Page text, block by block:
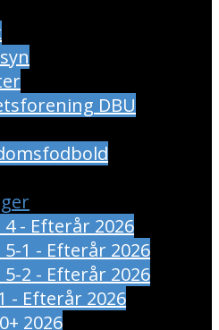
DBU
- Efterår 2026
1 - Efterår 2026
2 - Efterår 2026
- Efterår 2026
2026